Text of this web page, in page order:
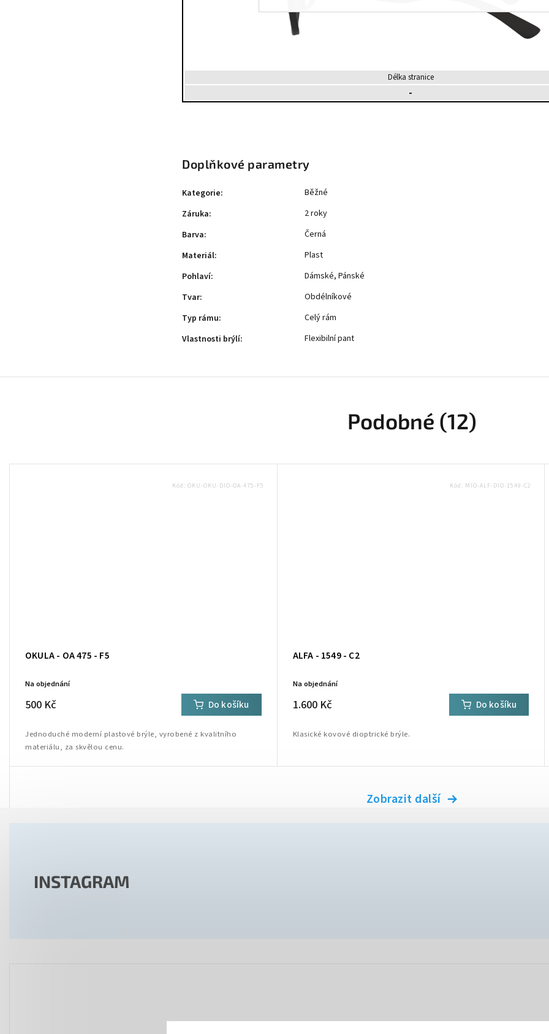
Délka stranice
-
Doplňkové parametry
Kategorie:
Běžné
Záruka:
2 roky
Barva:
Černá
Materiál:
Plast
Pohlaví:
Dámské, Pánské
Tvar:
Obdélníkové
Typ rámu:
Celý rám
Vlastnosti brýlí: Flexibilní pant
Podobné (12)
OKULA - OA 475 - F5
Na objednání
500 Kč Do košíku
Jednoduché moderní plastové brýle, vyrobené z kvalitního
Kód: OKU-OKU-DIO-OA-475-F5
ALFA - 1549 - C2
Na objednání
1.600 Kč Do košíku
Kód: MIO-ALF-DIO-1549-C2
Zobrazit další
INSTAGRAM